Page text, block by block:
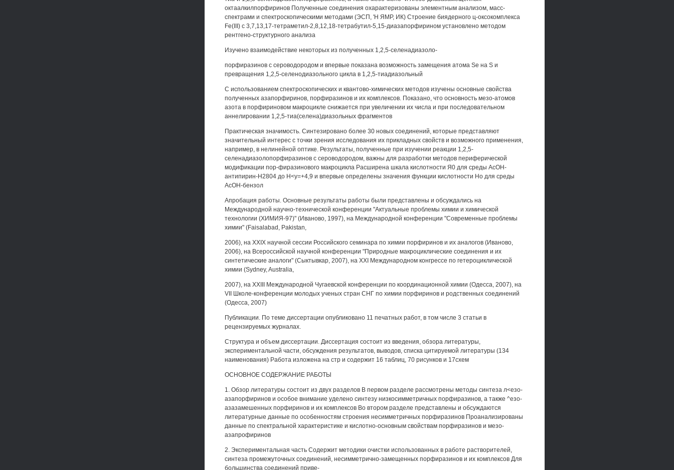
октаалкилпорфиринов Полученные соединения охарактеризованы элементным анализом, масс-
спектрами и спектроскопическими методами (ЭСП, 'Н ЯМР, ИК) Строение биядерного ц-оксокомплекса
Fe(III) с 3,7,13,17-тетраметил-2,8,12,18-тетрабутил-5,15-диазапорфирином установлено методом
рентгено-структурного анализа
Изучено взаимодействие некоторых из полученных 1,2,5-селенадиазоло-
порфиразинов с сероводородом и впервые показана возможность замещения атома Se на S и
превращения 1,2,5-селенодиазольного цикла в 1,2,5-тиадиазольный
С использованием спектроскопических и квантово-химических методов изучены основные свойства
полученных азапорфиринов, порфиразинов и их комплексов. Показано, что основность мезо-атомов
азота в порфириновом макроцикле снижается при увеличении их числа и при последовательном
аннелировании 1,2,5-тиа(селена)диазольных фрагментов
Практическая значимость. Синтезировано более 30 новых соединений, которые представляют
значительный интерес с точки зрения исследования их прикладных свойств и возможного применения,
например, в нелинейной оптике. Результаты, полученные при изучении реакции 1,2,5-
селенадиазолопорфиразинов с сероводородом, важны для разработки методов периферической
модификации пор-фиразинового макроцикла Расширена шкала кислотности Я0 для среды АсОН-
антипирин-Н2804 до Н<у=+4,9 и впервые определены значения функции кислотности Но для среды
АсОН-бензол
Апробация работы. Основные результаты работы были представлены и обсуждались на
Международной научно-технической конференции "Актуальные проблемы химии и химической
технологии (ХИМИЯ-97)" (Иваново, 1997), на Международной конференции "Современные проблемы
химии" (Faisalabad, Pakistan,
2006), на XXIX научной сессии Российского семинара по химии порфиринов и их аналогов (Иваново,
2006), на Всероссийской научной конференции "Природные макроциклические соединения и их
синтетические аналоги" (Сыктывкар, 2007), на XXI Международном конгрессе по гетероциклической
химии (Sydney, Australia,
2007), на XXIII Международной Чугаевской конференции по координационной химии (Одесса, 2007), на
VII Школе-конференции молодых ученых стран СНГ по химии порфиринов и родственных соединений
(Одесса, 2007)
Публикации. По теме диссертации опубликовано 11 печатных работ, в том числе 3 статьи в
рецензируемых журналах.
Структура и объем диссертации. Диссертация состоит из введения, обзора литературы,
экспериментальной части, обсуждения результатов, выводов, списка цитируемой литературы (134
наименования) Работа изложена на стр и содержит 16 таблиц, 70 рисунков и 17схем
ОСНОВНОЕ СОДЕРЖАНИЕ РАБОТЫ
1. Обзор литературы состоит из двух разделов В первом разделе рассмотрены методы синтеза л<езо-
азапорфиринов и особое внимание уделено синтезу низкосимметричных порфиразинов, а также ^езо-
азазамешенных порфиринов и их комплексов Во втором разделе представлены и обсуждаются
литературные данные по особенностям строения несимметричных порфиразинов Проанализированы
данные по спектральной характеристике и кислотно-основным свойствам порфиразинов и мезо-
азапрофиринов
2. Экспериментальная часть Содержит методики очистки использованных в работе растворителей,
синтеза промежуточных соединений, несимметрично-замещенных порфиразинов и их комплексов Для
большинства соединений приве-